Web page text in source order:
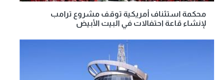
محكمة استئناف أمريكية توقف مشروع ترامب
لإنشاء قاعة احتفالات في البيت الأبيض